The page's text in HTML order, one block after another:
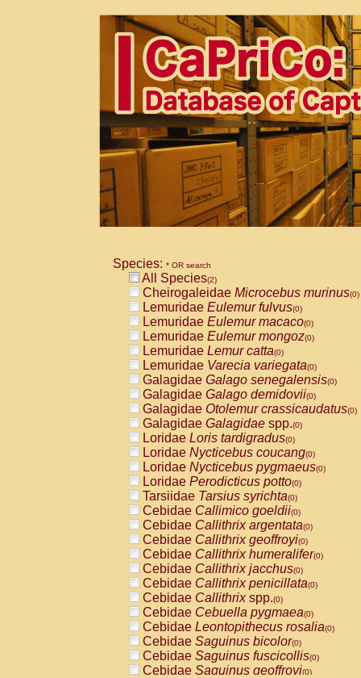
Species: * OR search
All Species(2)
Cheirogaleidae Microcebus murinus(0)
Lemuridae Eulemur fulvus(0)
Lemuridae Eulemur macaco(0)
Lemuridae Eulemur mongoz(0)
Lemuridae Lemur catta(0)
Lemuridae Varecia variegata(0)
Galagidae Galago senegalensis(0)
Galagidae Galago demidovii(0)
Galagidae Otolemur crassicaudatus(0)
Galagidae Galagidae spp.(0)
Loridae Loris tardigradus(0)
Loridae Nycticebus coucang(0)
Loridae Nycticebus pygmaeus(0)
Loridae Perodicticus potto(0)
Tarsiidae Tarsius syrichta(0)
Cebidae Callimico goeldii(0)
Cebidae Callithrix argentata(0)
Cebidae Callithrix geoffroyi(0)
Cebidae Callithrix humeralifer(0)
Cebidae Callithrix jacchus(0)
Cebidae Callithrix penicillata(0)
Cebidae Callithrixspp.(0)
Cebidae Cebuella pygmaea(0)
Cebidae Leontopithecus rosalia(0)
Cebidae Saguinus bicolor(0)
Cebidae Saguinus fuscicollis(0)
Cebidae Saguinus geoffroyi(0)